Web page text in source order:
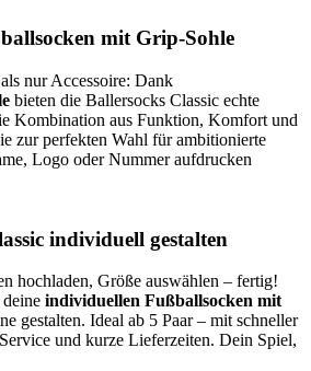
mit Grip-Sohle
nur Accessoire: Dank
bieten die Ballersocks Classic echte
Kombination aus Funktion, Komfort und
zur perfekten Wahl für ambitionierte
Logo oder Nummer aufdrucken
individuell gestalten
hochladen, Größe auswählen – fertig!
individuellen Fußballsocken mit
gestalten. Ideal ab 5 Paar – mit schneller
und kurze Lieferzeiten. Dein Spiel,